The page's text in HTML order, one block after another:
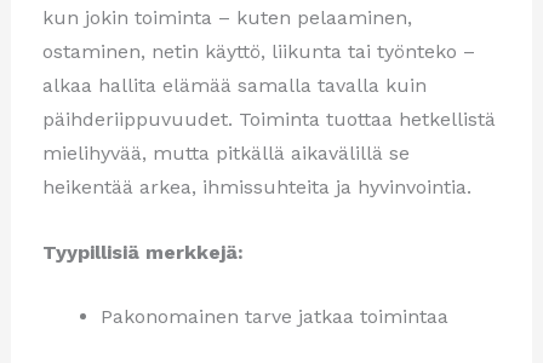
kun jokin toiminta – kuten pelaaminen,
ostaminen, netin käyttö, liikunta tai työnteko –
alkaa hallita elämää samalla tavalla kuin
päihderiippuvuudet. Toiminta tuottaa hetkellistä
mielihyvää, mutta pitkällä aikavälillä se
heikentää arkea, ihmissuhteita ja hyvinvointia.
Tyypillisiä merkkejä:
Pakonomainen tarve jatkaa toimintaa